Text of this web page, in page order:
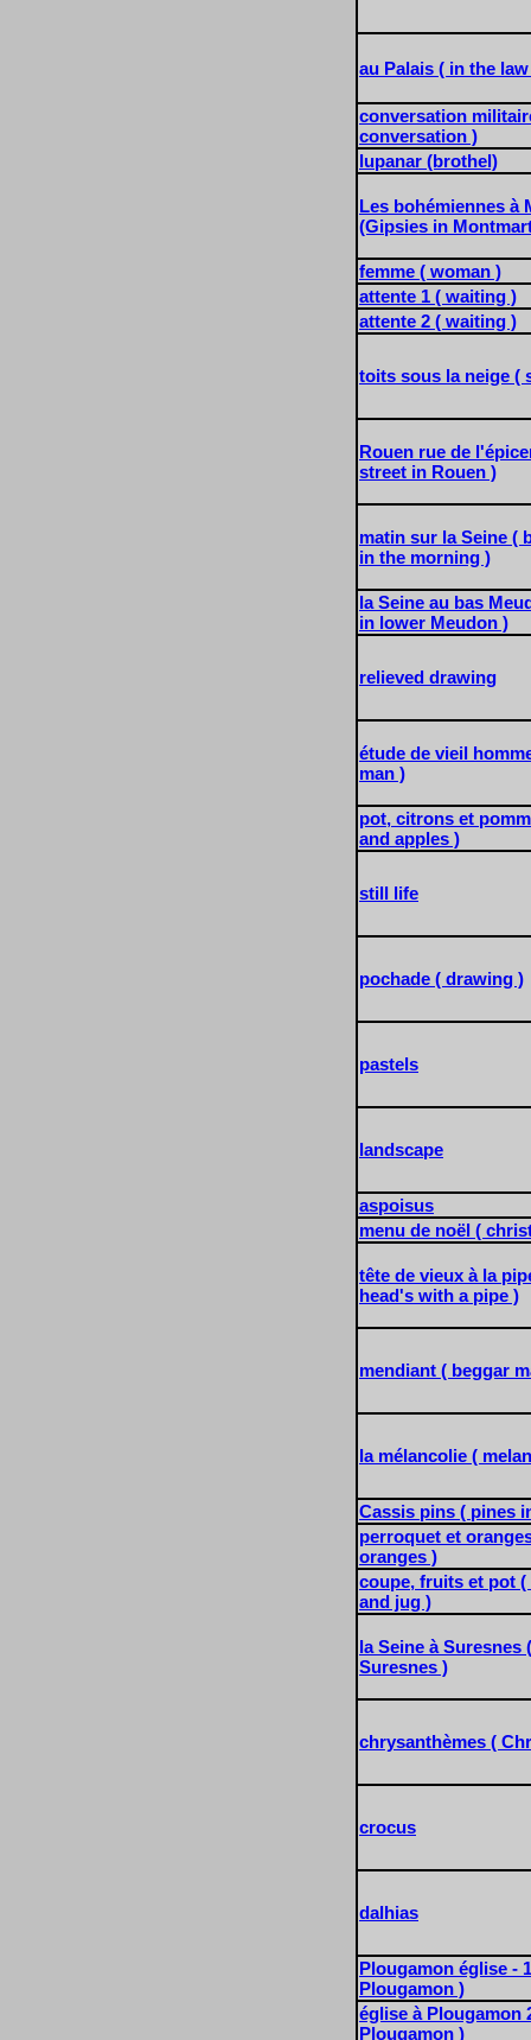
au Palais ( in the
conversation
conversation )
lupanar (brothel)
Les bohémiennes à
(Gipsies in
femme ( woman )
attente 1 ( waiting )
attente 2 ( waiting )
toits sous la neige (
Rouen rue de
street in Rouen )
matin sur la Seine (
in the morning )
la Seine au bas
in lower Meudon )
relieved drawing
étude de vieil
man )
pot, citrons et
and apples )
still life
pochade ( drawing )
pastels
landscape
aspoisus
menu de noël (
tête de vieux à la
head's with a pipe )
mendiant ( beggar
la mélancolie (
Cassis pins ( pines
perroquet et
oranges )
coupe, fruits et pot
and jug )
la Seine à Suresnes
Suresnes )
chrysanthèmes (
crocus
dalhias
Plougamon église -
Plougamon )
église à Plougamon
Plougamon )